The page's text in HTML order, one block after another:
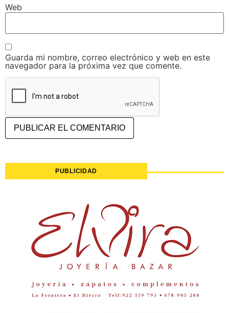
Web
Guarda mi nombre, correo electrónico y web en este
navegador para la próxima vez que comente.
PUBLICIDAD